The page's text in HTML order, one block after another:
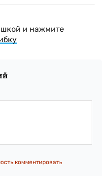
и нажмите
комментировать